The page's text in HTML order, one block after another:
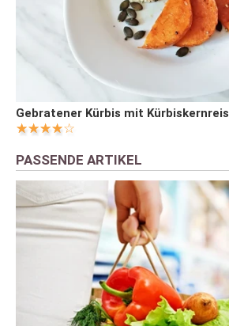
Gebratener Kürbis mit Kürbiskernreis
PASSENDE ARTIKEL